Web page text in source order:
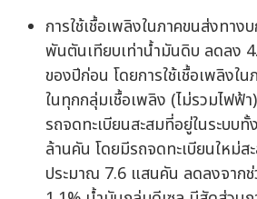
การใช้เชื้อเพลิงในภาคขนส่งทาง
พันตันเทียบเท่าน้ำมันดิบ ลดลง
ของปีก่อน โดยการใช้เชื้อเพลิงใ
ในทุกกลุ่มเชื้อเพลิง (ไม่รวมไฟ
รถจดทะเบียนสะสมที่อยู่ในระบบ
ล้านคัน โดยมีรถจดทะเบียนใหม่
ประมาณ 7.6 แสนคัน ลดลงจาก